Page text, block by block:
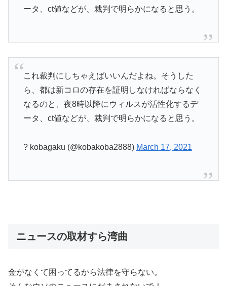
ータ、ct値などが、裁判で明らかになると思う。
これ裁判にしちゃえばいいんだよね。そうした
ら、都は新コロの存在を証明しなければならなく
なるのと、夜8時以降にウィルスが活性化するデ
ータ、ct値などが、裁判で明らかになると思う。
? kobagaku (@kobakoba2888) March 17, 2021
ニュースの取材すら湾曲
金がなくて困ってるから法律を守らない。